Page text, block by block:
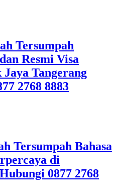
Tersumpah
Resmi Visa
Tangerang
2768 8883
Tersumpah Bahasa
di
0877 2768